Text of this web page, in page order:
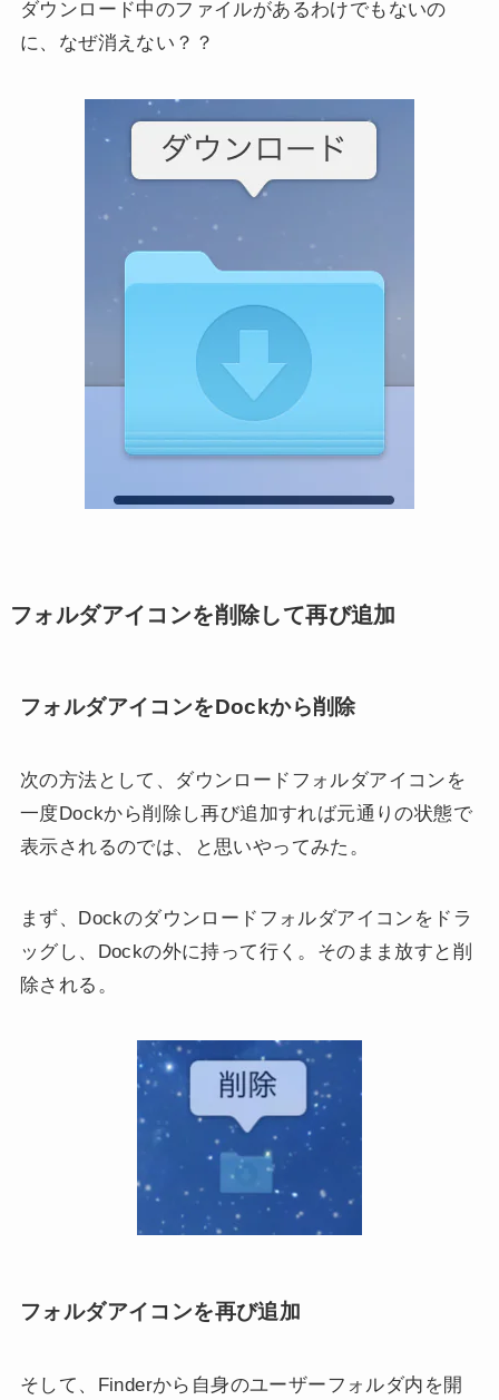
ダウンロード中のファイルがあるわけでもないの
に、なぜ消えない？？
フォルダアイコンを削除して再び追加
フォルダアイコンをDockから削除
次の方法として、ダウンロードフォルダアイコンを
一度Dockから削除し再び追加すれば元通りの状態で
表示されるのでは、と思いやってみた。
まず、Dockのダウンロードフォルダアイコンをドラ
ッグし、Dockの外に持って行く。そのまま放すと削
除される。
フォルダアイコンを再び追加
そして、Finderから自身のユーザーフォルダ内を開